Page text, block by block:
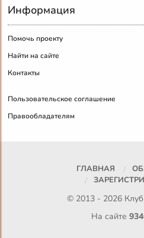
Информация
Помочь проекту
Найти на сайте
Контакты
Пользовательское соглашение
Правообладателям
ГЛАВНАЯ
© 2013 - 2026 Клуб
На сайте